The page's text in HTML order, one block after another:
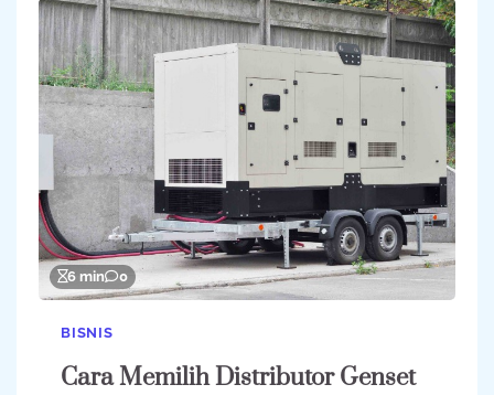
6 min 0
BISNIS
Cara Memilih Distributor Genset